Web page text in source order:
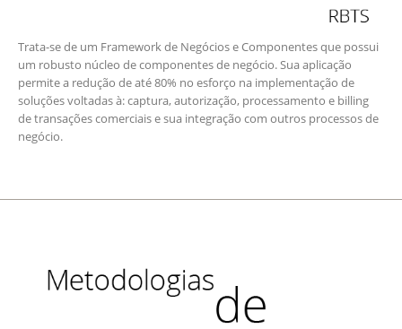
Trata-se de um Framework de Negócios e Componentes que possui
um robusto núcleo de componentes de negócio. Sua aplicação
permite a redução de até 80% no esforço na implementação de
soluções voltadas à: captura, autorização, processamento e billing
de transações comerciais e sua integração com outros processos de
negócio.